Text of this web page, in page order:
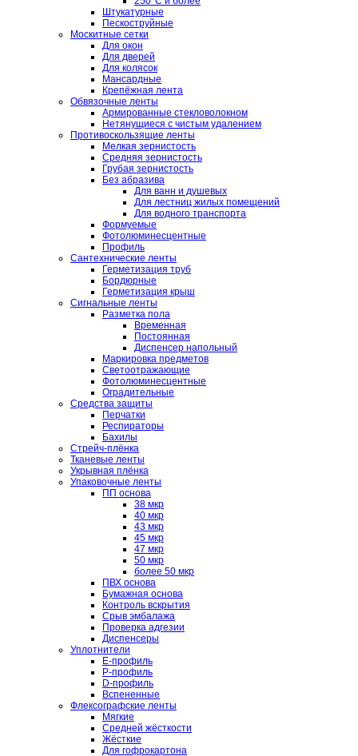
Штукатурные
Пескоструйные
Москитные сетки
Для окон
Для дверей
Для колясок
Мансардные
Крепёжная лента
Обвязочные ленты
Армированные стекловолокном
Нетянущиеся с чистым удалением
Противоскользящие ленты
Мелкая зернистость
Средняя зернистость
Грубая зернистость
Без абразива
Для ванн и душевых
Для лестниц жилых помещений
Для водного транспорта
Формуемые
Фотолюминесцентные
Профиль
Сантехнические ленты
Герметизация труб
Бордюрные
Герметизация крыш
Сигнальные ленты
Разметка пола
Временная
Постоянная
Диспенсер напольный
Маркировка предметов
Светоотражающие
Фотолюминесцентные
Оградительные
Средства защиты
Перчатки
Респираторы
Бахилы
Стрейч-плёнка
Тканевые ленты
Укрывная плёнка
Упаковочные ленты
ПП основа
38 мкр
40 мкр
43 мкр
45 мкр
47 мкр
50 мкр
более 50 мкр
ПВХ основа
Бумажная основа
Контроль вскрытия
Срыв эмбалажа
Проверка адгезии
Диспенсеры
Уплотнители
E-профиль
P-профиль
D-профиль
Вспененные
Флексографские ленты
Мягкие
Средней жёсткости
Жёсткие
Для гофрокартона